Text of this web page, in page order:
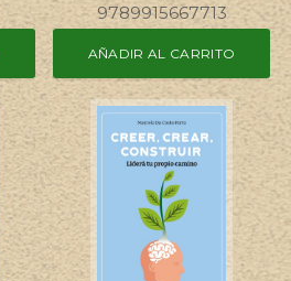
9789915667713
AÑADIR AL CARRITO